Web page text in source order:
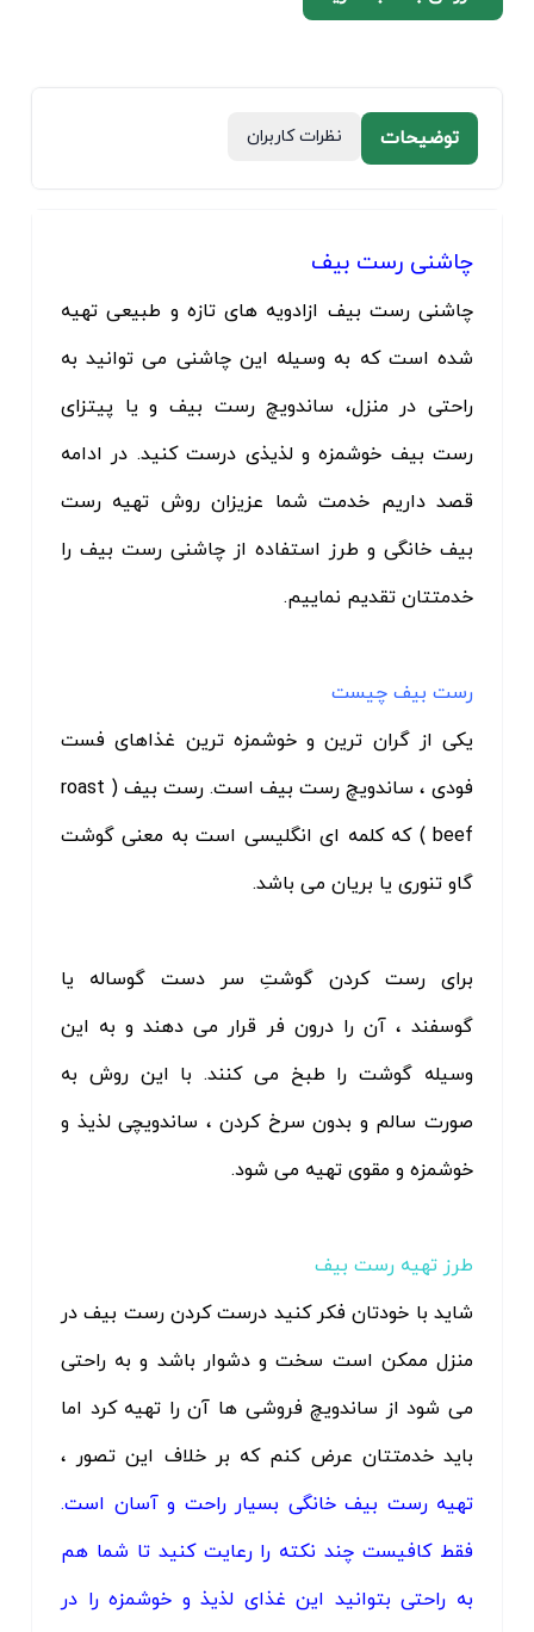
توضیحات نظرات کاربران
چاشنی رست بیف
چاشنی رست بیف ازادویه های تازه و طبیعی تهیه
شده است که به وسیله این چاشنی می توانید به
راحتی در منزل، ساندویچ رست بیف و یا پیتزای
رست بیف خوشمزه و لذیذی درست کنید. در ادامه
قصد داریم خدمت شما عزیزان روش تهیه رست
بیف خانگی و طرز استفاده از چاشنی رست بیف را
خدمتتان تقدیم نماییم.
رست بیف چیست
یکی از گران ترین و خوشمزه ترین غذاهای فست
فودی ، ساندویچ رست بیف است. رست بیف ( roast
beef ) که کلمه ای انگلیسی است به معنی گوشت
گاو تنوری یا بریان می باشد.
برای رست کردن گوشتِ سر دست گوساله یا
گوسفند ، آن را درون فر قرار می دهند و به این
وسیله گوشت را طبخ می کنند. با این روش به
صورت سالم و بدون سرخ کردن ، ساندویچی لذیذ و
خوشمزه و مقوی تهیه می شود.
طرز تهیه رست بیف
شاید با خودتان فکر کنید درست کردن رست بیف در
منزل ممکن است سخت و دشوار باشد و به راحتی
می شود از ساندویچ فروشی ها آن را تهیه کرد اما
باید خدمتتان عرض کنم که بر خلاف این تصور ،
تهیه رست بیف خانگی بسیار راحت و آسان است.
فقط کافیست چند نکته را رعایت کنید تا شما هم
به راحتی بتوانید این غذای لذیذ و خوشمزه را در